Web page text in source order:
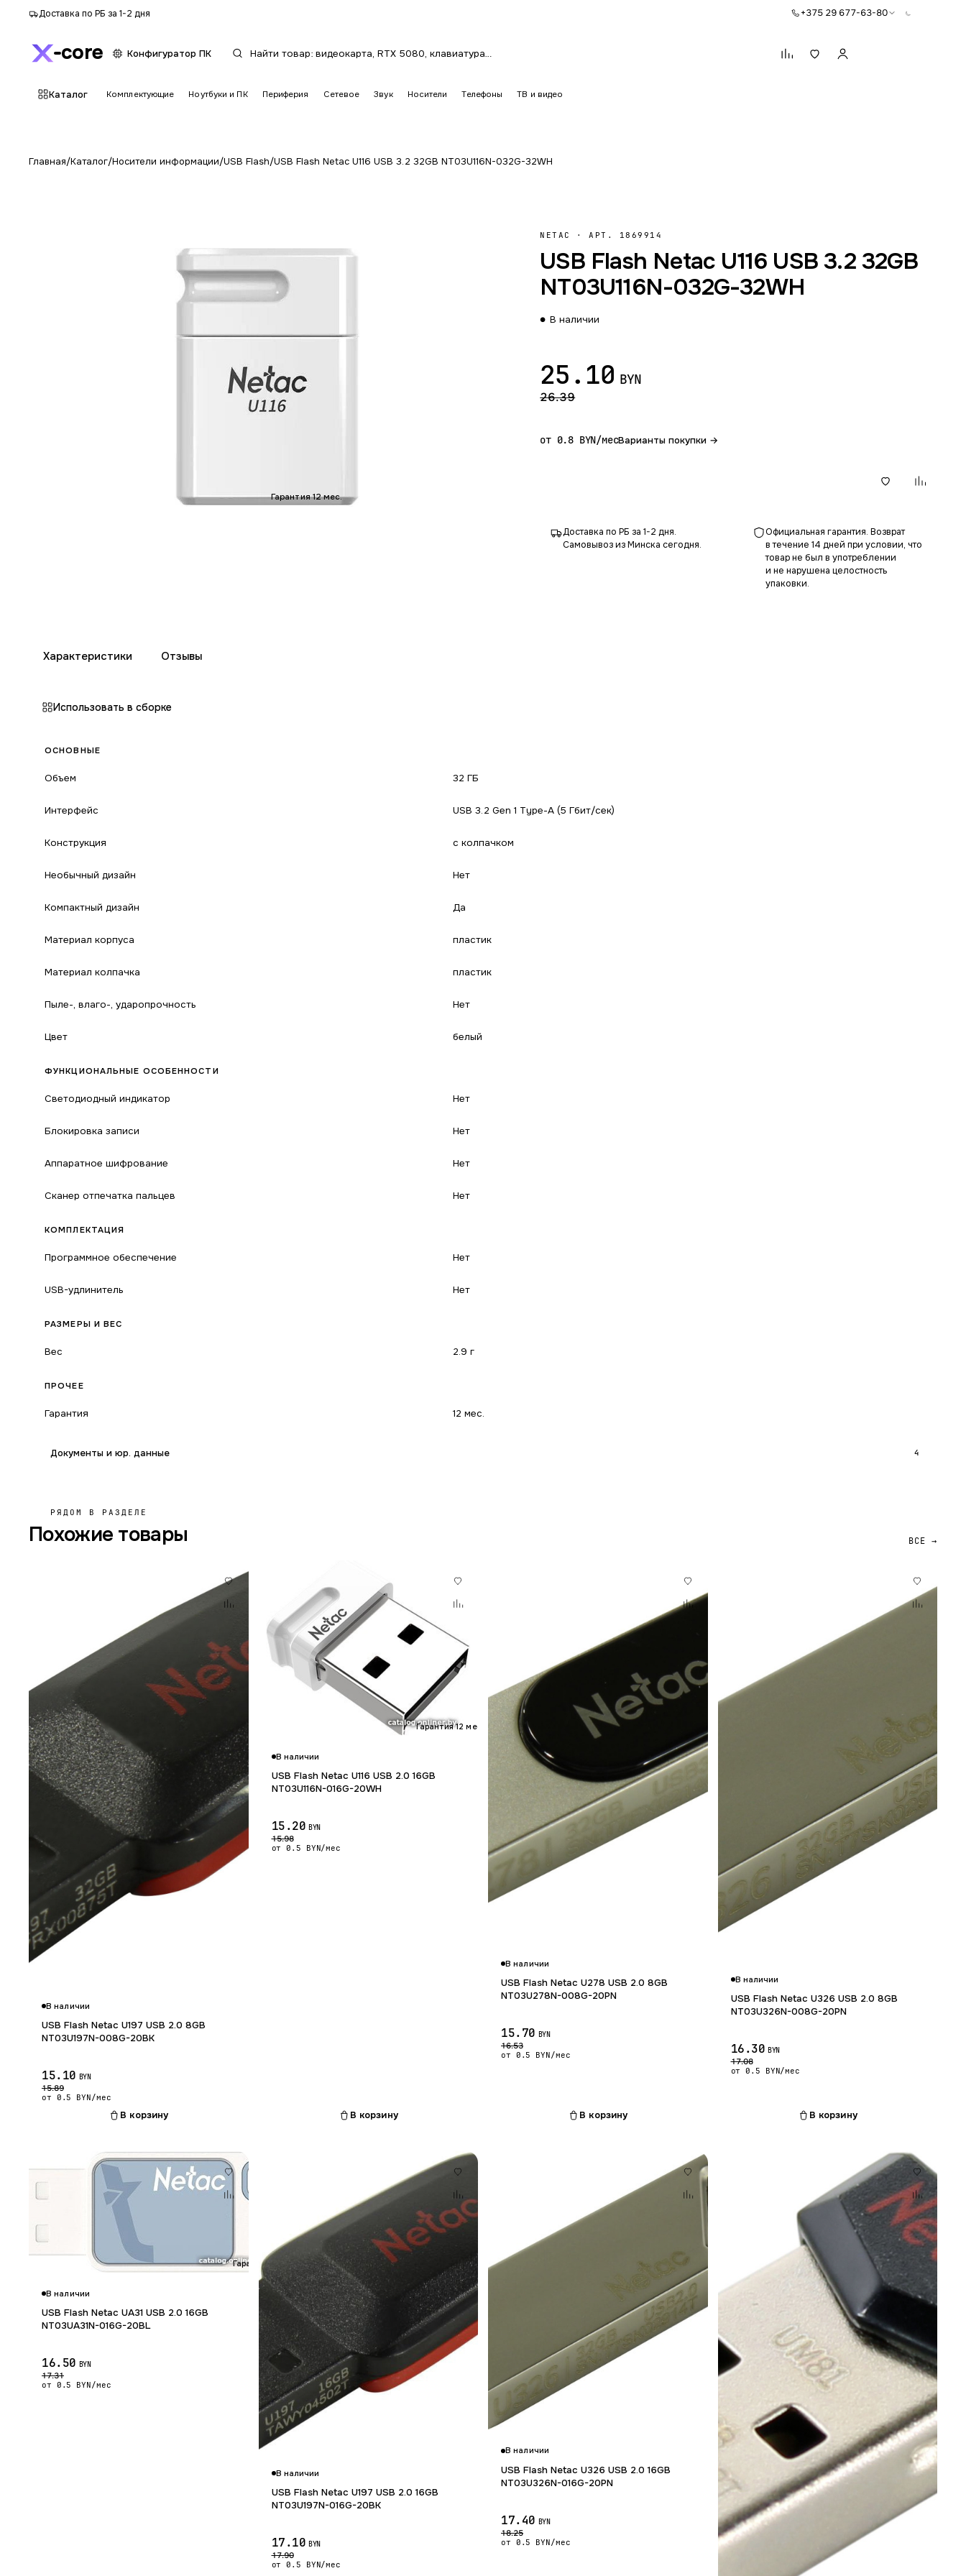
Доставка по РБ за 1-2 дня +375 29 677-63-80
core Конфигуратор ПК
Каталог Комплектующие Ноутбуки и ПК Периферия Сетевое Звук Носители Телефоны ТВ и видео
Главная/Каталог/Носители информации/USB Flash/USB Flash Netac U116 USB 3.2 32GB NT03U116N-032G-32WH
Гарантия 12 мес.
NETAC ·АРТ. 1869914
USB Flash Netac U116 USB 3.2 32GB
NT03U116N-032G-32WH
В наличии
25.10 BYN
26.39
от 0.8 BYN/месВарианты покупки →
Доставка по РБ за 1-2 дня.
Самовывоз из Минска сегодня.
Официальная гарантия. Возврат
в течение 14 дней при условии, что
товар не был в употреблении
и не нарушена целостность
упаковки.
Характеристики Отзывы
Использовать в сборке
ОСНОВНЫЕ
Объем 32 ГБ
Интерфейс USB 3.2 Gen 1 Type-A (5 Гбит/сек)
Конструкция с колпачком
Необычный дизайн Нет
Компактный дизайн Да
Материал корпуса пластик
Материал колпачка пластик
Пыле-, влаго-, ударопрочность Нет
Цвет белый
ФУНКЦИОНАЛЬНЫЕ ОСОБЕННОСТИ
Светодиодный индикатор Нет
Блокировка записи Нет
Аппаратное шифрование Нет
Сканер отпечатка пальцев Нет
КОМПЛЕКТАЦИЯ
Программное обеспечение Нет
USB-удлинитель Нет
РАЗМЕРЫ И ВЕС
Вес 2.9 г
ПРОЧЕЕ
Гарантия 12 мес.
Документы и юр. данные 4
РЯДОМ В РАЗДЕЛЕ
Похожие товары ВСЕ →
В наличии
USB Flash Netac U197 USB 2.0 8GB
NT03U197N-008G-20BK
15.10 BYN
15.89
от 0.5 BYN/мес
В корзину
Гарантия 12 мес.
В наличии
USB Flash Netac U116 USB 2.0 16GB
NT03U116N-016G-20WH
15.20 BYN
15.98
от 0.5 BYN/мес
В корзину
В наличии
USB Flash Netac U278 USB 2.0 8GB
NT03U278N-008G-20PN
15.70 BYN
16.53
от 0.5 BYN/мес
В корзину
В наличии
USB Flash Netac U326 USB 2.0 8GB
NT03U326N-008G-20PN
16.30 BYN
17.08
от 0.5 BYN/мес
В корзину
Гарантия 12 мес.
В наличии
USB Flash Netac UA31 USB 2.0 16GB
NT03UA31N-016G-20BL
16.50 BYN
17.31
от 0.5 BYN/мес
В наличии
USB Flash Netac U197 USB 2.0 16GB
NT03U197N-016G-20BK
17.10 BYN
17.90
от 0.5 BYN/мес
Гарантия 12 мес.
В наличии
USB Flash Netac U326 USB 2.0 16GB
NT03U326N-016G-20PN
17.40 BYN
18.25
от 0.5 BYN/мес